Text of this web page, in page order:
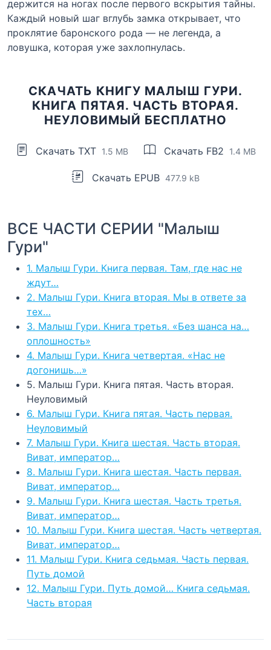
держится на ногах после первого вскрытия тайны.
Каждый новый шаг вглубь замка открывает, что
проклятие баронского рода — не легенда, а
ловушка, которая уже захлопнулась.
СКАЧАТЬ КНИГУ МАЛЫШ ГУРИ.
КНИГА ПЯТАЯ. ЧАСТЬ ВТОРАЯ.
НЕУЛОВИМЫЙ БЕСПЛАТНО
Скачать TXT 1.5 MB Скачать FB2 1.4 MB
Скачать EPUB 477.9 kB
ВСЕ ЧАСТИ СЕРИИ "Малыш
Гури"
1. Малыш Гури. Книга первая. Там, где нас не
ждут…
2. Малыш Гури. Книга вторая. Мы в ответе за
тех…
3. Малыш Гури. Книга третья. «Без шанса на…
оплошность»
4. Малыш Гури. Книга четвертая. «Нас не
догонишь…»
5. Малыш Гури. Книга пятая. Часть вторая.
Неуловимый
6. Малыш Гури. Книга пятая. Часть первая.
Неуловимый
7. Малыш Гури. Книга шестая. Часть вторая.
Виват, император…
8. Малыш Гури. Книга шестая. Часть первая.
Виват, император…
9. Малыш Гури. Книга шестая. Часть третья.
Виват, император…
10. Малыш Гури. Книга шестая. Часть четвертая.
Виват, император…
11. Малыш Гури. Книга седьмая. Часть первая.
Путь домой
12. Малыш Гури. Путь домой… Книга седьмая.
Часть вторая